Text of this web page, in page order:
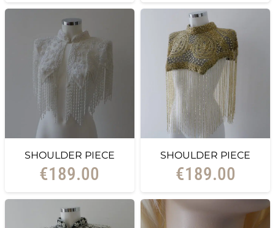
SHOULDER PIECE
€189.00
SHOULDER PIECE
€189.00